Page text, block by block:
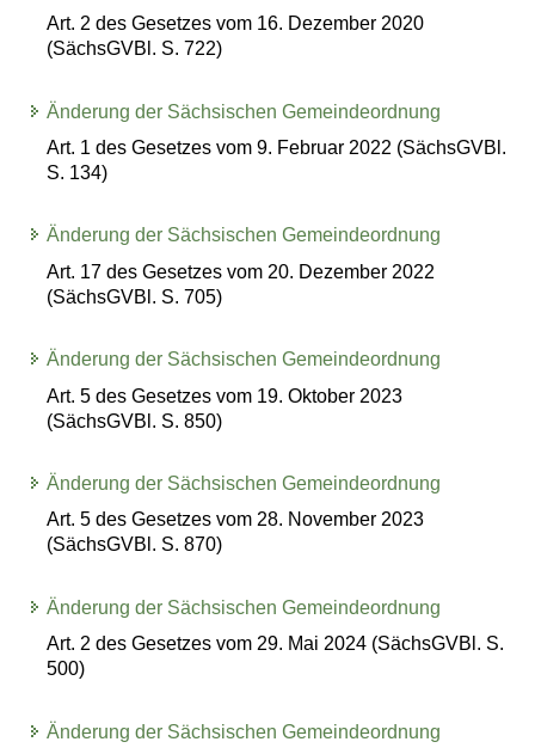
Art. 2 des Gesetzes vom 16. Dezember 2020
(SächsGVBl. S. 722)
Änderung der Sächsischen Gemeindeordnung
Art. 1 des Gesetzes vom 9. Februar 2022 (SächsGVBl.
S. 134)
Änderung der Sächsischen Gemeindeordnung
Art. 17 des Gesetzes vom 20. Dezember 2022
(SächsGVBl. S. 705)
Änderung der Sächsischen Gemeindeordnung
Art. 5 des Gesetzes vom 19. Oktober 2023
(SächsGVBl. S. 850)
Änderung der Sächsischen Gemeindeordnung
Art. 5 des Gesetzes vom 28. November 2023
(SächsGVBl. S. 870)
Änderung der Sächsischen Gemeindeordnung
Art. 2 des Gesetzes vom 29. Mai 2024 (SächsGVBl. S.
500)
Änderung der Sächsischen Gemeindeordnung